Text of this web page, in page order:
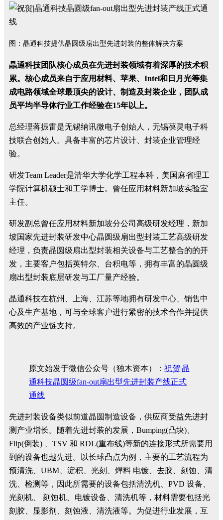
图：晶通科技提供晶圆级扇出型先进封装的整体解决方案
晶通科技团队核心成员在先进封装领域有着深厚的技术积
累。核心成员来自于应用材料、苹果、 Intel和日月光等集
成电路领域全球最顶尖的设计、制造及封装企业，团队成
员平均半导体行业工作经验在15年以上。
总经理蒋振雷是无锡纳讯微电子创始人，无锡葆灵电子科
技联合创始人。具备丰富的芯片设计、封装企业管理经
验。
研发Team Leader是清华大学化学工程本科，美国麻省理工
学院计算机硕士和工学博士。曾任应用材料新加坡实验室
主任。
研发副总曾任应用材料新加坡分公司高级研发经理，新加
坡国家先进封装研发中心晶圆级扇出型封装工艺高级研发
经理，负责晶圆级扇出型封装相关设备与工艺整合的的开
发，主要客户包括英特尔、台积电等，拥有丰富的晶圆级
扇出型封装底层研发与工厂量产经验。
晶通科技在杭州、上海、江苏等地拥有研发中心、销售中
心及生产基地，可与全球客户进行紧密的技术合作并提供
高效的产业链支持。
原文始发于微信公众号（独木资本）： 祝贺|晶
通科技晶圆级fan-out扇出型先进封装产线正式
通线
先进封装设备类似前道晶圆制造设备，供应商受益先进封
测产业增长。随着先进封装的发展，Bumping(凸块)、
Flip(倒装) 、TSV 和 RDL(重布线)等新的连接形式所需要用
到的设备也越先进。以长球凸点为例，主要的工艺流程为
预清洗、UBM、淀积、光刻、焊料 电镀、去胶、刻蚀、清
洗、检测等，因此所需要的设备包括清洗机、PVD 设备、
光刻机、 刻蚀机、电镀设备、清洗机等，材料需要包括光
刻胶、显影剂、刻蚀液、清洗液等。为促进行业发展，互